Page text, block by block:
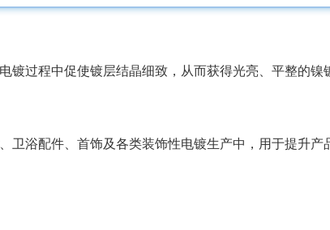
过程中促使镀层结晶细致，从而获得光亮、平整的镍
卫浴配件、首饰及各类装饰性电镀生产中，用于提升产